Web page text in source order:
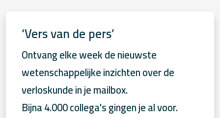
‘Vers van de pers’
Ontvang elke week de nieuwste
wetenschappelijke inzichten over de
verloskunde in je mailbox.
Bijna 4.000 collega's gingen je al voor.